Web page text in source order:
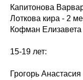
Капитонова
Лоткова кира - 2
Кофман Елизавета
15-19 лет:
Грогорь